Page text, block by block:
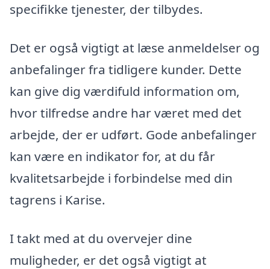
specifikke tjenester, der tilbydes.
Det er også vigtigt at læse anmeldelser og
anbefalinger fra tidligere kunder. Dette
kan give dig værdifuld information om,
hvor tilfredse andre har været med det
arbejde, der er udført. Gode anbefalinger
kan være en indikator for, at du får
kvalitetsarbejde i forbindelse med din
tagrens i Karise.
I takt med at du overvejer dine
muligheder, er det også vigtigt at